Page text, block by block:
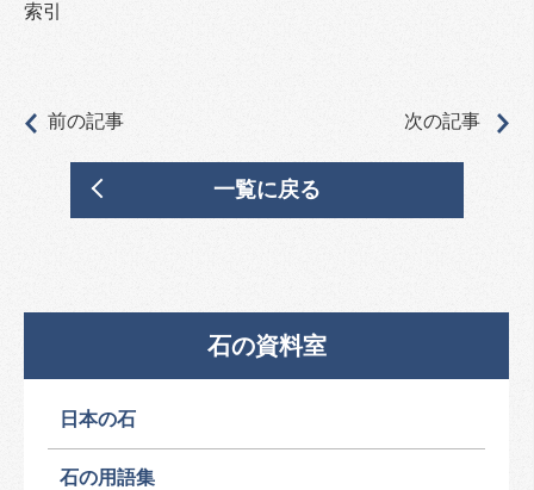
索引
前の記事 次の記事
一覧に戻る
石の資料室
日本の石
石の用語集